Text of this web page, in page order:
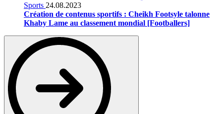
Sports 24.08.2023
Création de contenus sportifs : Cheikh Footsyle talonne
Khaby Lame au classement mondial [Footballers]